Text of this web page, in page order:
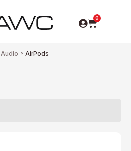
0
Audio > AirPods